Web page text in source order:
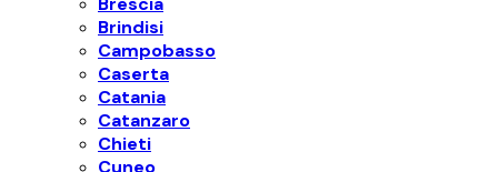
Brindisi
Campobasso
Caserta
Catania
Catanzaro
Chieti
Cuneo